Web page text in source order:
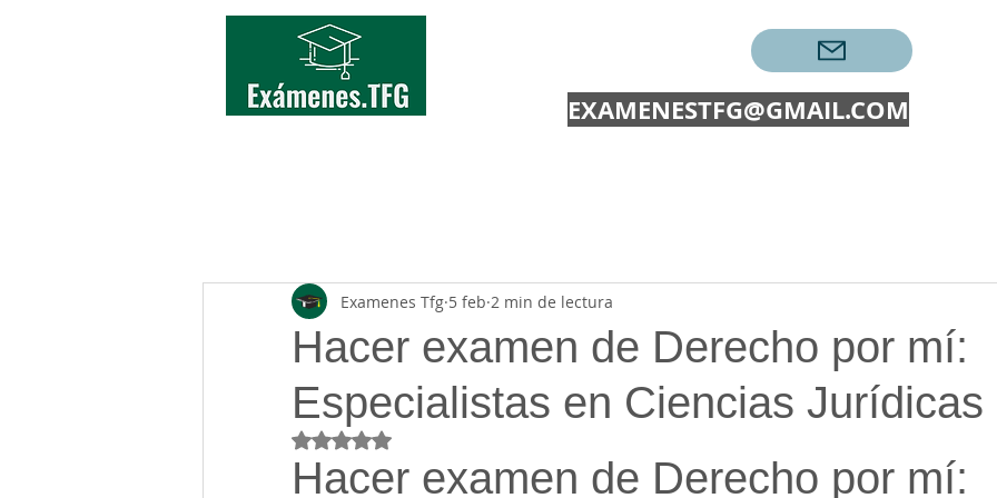
EXAMENESTFG@GMAIL.COM
Hacer examen de Derecho por mí:
Especialistas en Ciencias Jurídicas
Examenes Tfg 5 feb 2 min de lectura
Obtuvo NaN de 5 estrellas.
Hacer examen de Derecho por mí: